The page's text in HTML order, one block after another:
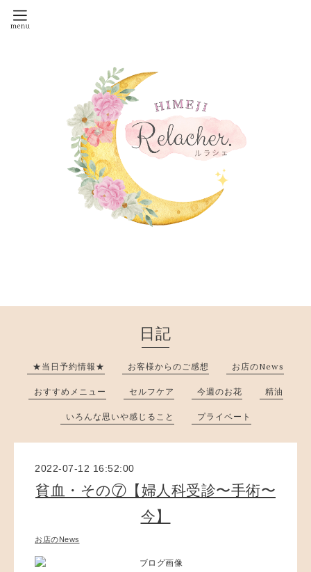
日記
★当日予約情報★ お客様からのご感想 お店のNews
おすすめメニュー セルフケア 今週のお花 精油
いろんな思いや感じること プライベート
2022-07-12 16:52:00
貧血・その⑦【婦人科受診〜手術〜
今】
お店のNews